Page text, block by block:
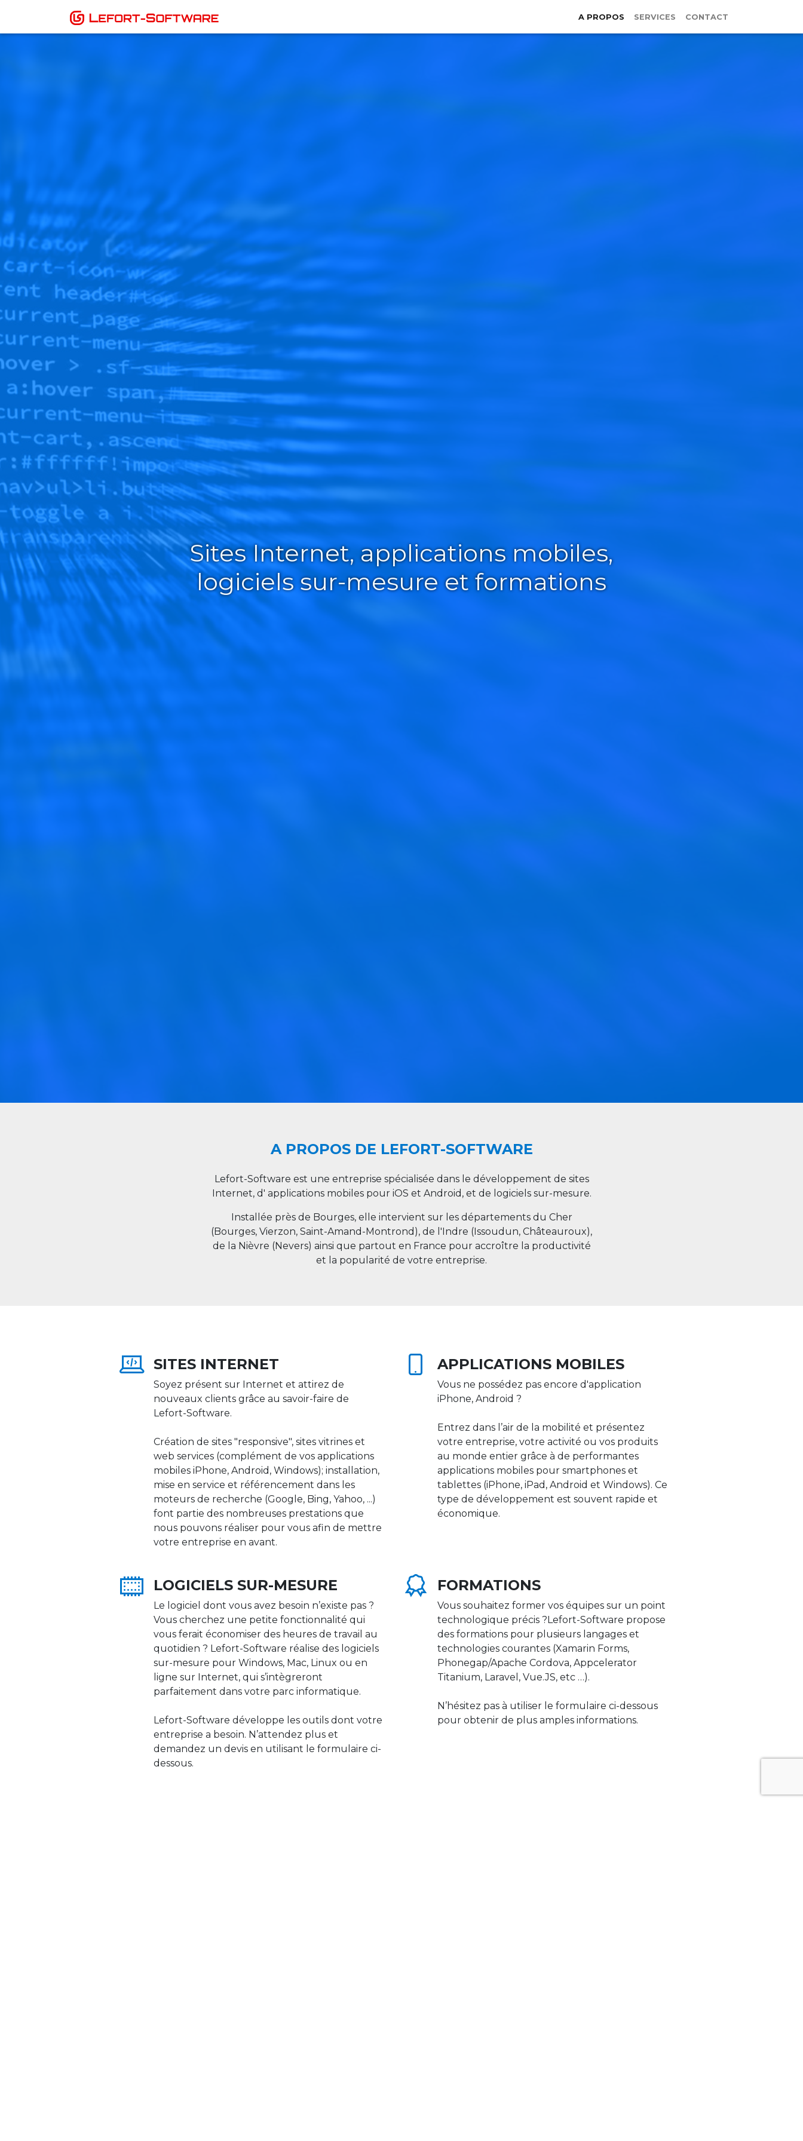
A PROPOS SERVICES CONTACT
Sites Internet, applications mobiles,
logiciels sur-mesure et formations
A PROPOS DE LEFORT-SOFTWARE
Lefort-Software est une entreprise spécialisée dans le développement de sites
Internet, d' applications mobiles pour iOS et Android, et de logiciels sur-mesure.
Installée près de Bourges, elle intervient sur les départements du Cher
(Bourges, Vierzon, Saint-Amand-Montrond), de l'Indre (Issoudun, Châteauroux),
de la Nièvre (Nevers) ainsi que partout en France pour accroître la productivité
et la popularité de votre entreprise.
SITES INTERNET
Soyez présent sur Internet et attirez de
nouveaux clients grâce au savoir-faire de
Lefort-Software.
Création de sites "responsive", sites vitrines et
web services (complément de vos applications
mobiles iPhone, Android, Windows); installation,
mise en service et référencement dans les
moteurs de recherche (Google, Bing, Yahoo, ...)
font partie des nombreuses prestations que
nous pouvons réaliser pour vous afin de mettre
votre entreprise en avant.
APPLICATIONS MOBILES
Vous ne possédez pas encore d'application
iPhone, Android ?
Entrez dans l’air de la mobilité et présentez
votre entreprise, votre activité ou vos produits
au monde entier grâce à de performantes
applications mobiles pour smartphones et
tablettes (iPhone, iPad, Android et Windows). Ce
type de développement est souvent rapide et
économique.
LOGICIELS SUR-MESURE
Le logiciel dont vous avez besoin n’existe pas ?
Vous cherchez une petite fonctionnalité qui
vous ferait économiser des heures de travail au
quotidien ? Lefort-Software réalise des logiciels
sur-mesure pour Windows, Mac, Linux ou en
ligne sur Internet, qui s’intègreront
parfaitement dans votre parc informatique.
Lefort-Software développe les outils dont votre
entreprise a besoin. N’attendez plus et
demandez un devis en utilisant le formulaire ci-
dessous.
FORMATIONS
Vous souhaitez former vos équipes sur un point
technologique précis ?Lefort-Software propose
des formations pour plusieurs langages et
technologies courantes (Xamarin Forms,
Phonegap/Apache Cordova, Appcelerator
Titanium, Laravel, Vue.JS, etc …).
N’hésitez pas à utiliser le formulaire ci-dessous
pour obtenir de plus amples informations.